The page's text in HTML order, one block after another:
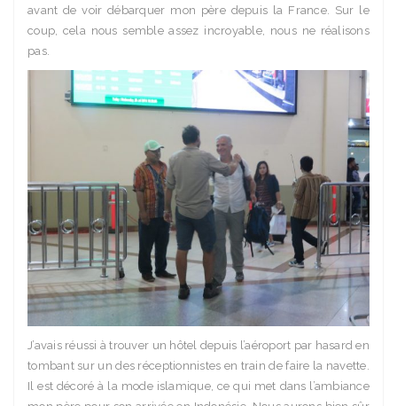
avant de voir débarquer mon père depuis la France. Sur le
coup, cela nous semble assez incroyable, nous ne réalisons
pas.
J’avais réussi à trouver un hôtel depuis l’aéroport par hasard en
tombant sur un des réceptionnistes en train de faire la navette.
Il est décoré à la mode islamique, ce qui met dans l’ambiance